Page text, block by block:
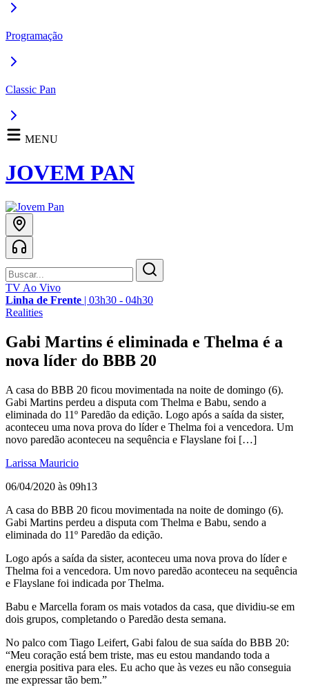
Programação
Classic Pan
MENU
JOVEM PAN
TV Ao Vivo
Linha de Frente | 03h30 - 04h30
Realities
Gabi Martins é eliminada e Thelma é a
nova líder do BBB 20
A casa do BBB 20 ficou movimentada na noite de domingo (6).
Gabi Martins perdeu a disputa com Thelma e Babu, sendo a
eliminada do 11º Paredão da edição. Logo após a saída da sister,
aconteceu uma nova prova do líder e Thelma foi a vencedora. Um
novo paredão aconteceu na sequência e Flayslane foi […]
Larissa Mauricio
06/04/2020 às 09h13
A casa do BBB 20 ficou movimentada na noite de domingo (6).
Gabi Martins perdeu a disputa com Thelma e Babu, sendo a
eliminada do 11º Paredão da edição.
Logo após a saída da sister, aconteceu uma nova prova do líder e
Thelma foi a vencedora. Um novo paredão aconteceu na sequência
e Flayslane foi indicada por Thelma.
Babu e Marcella foram os mais votados da casa, que dividiu-se em
dois grupos, completando o Paredão desta semana.
No palco com Tiago Leifert, Gabi falou de sua saída do BBB 20:
“Meu coração está bem triste, mas eu estou mandando toda a
energia positiva para eles. Eu acho que às vezes eu não conseguia
me expressar tão bem.”